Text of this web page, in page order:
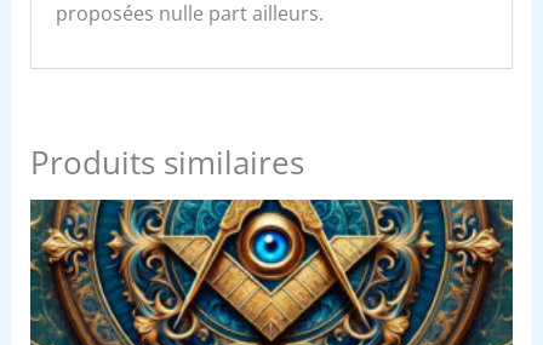
proposées nulle part ailleurs.
Produits similaires